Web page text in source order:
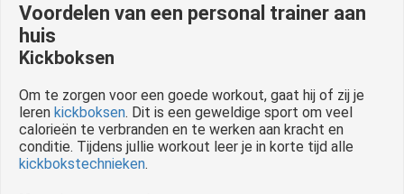
Voordelen van een personal trainer aan
huis
Kickboksen
Om te zorgen voor een goede workout, gaat hij of zij je
leren kickboksen. Dit is een geweldige sport om veel
calorieën te verbranden en te werken aan kracht en
conditie. Tijdens jullie workout leer je in korte tijd alle
kickbokstechnieken.